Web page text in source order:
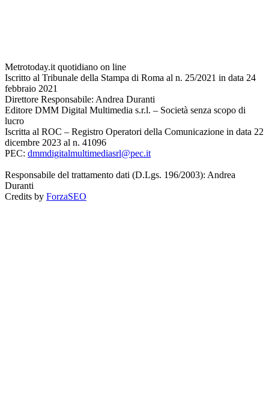
Metrotoday.it quotidiano on line
Iscritto al Tribunale della Stampa di Roma al n. 25/2021 in data 24
febbraio 2021
Direttore Responsabile: Andrea Duranti
Editore DMM Digital Multimedia s.r.l. – Società senza scopo di
lucro
Iscritta al ROC – Registro Operatori della Comunicazione in data 22
dicembre 2023 al n. 41096
PEC: dmmdigitalmultimediasrl@pec.it
Responsabile del trattamento dati (D.Lgs. 196/2003): Andrea
Duranti
Credits by ForzaSEO